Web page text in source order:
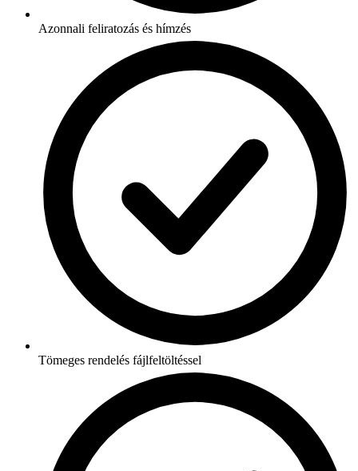
Azonnali feliratozás és hímzés
Tömeges rendelés fájlfeltöltéssel